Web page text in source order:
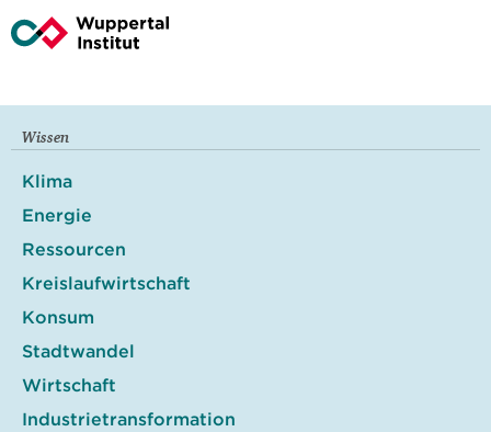
Wissen
Klima
Energie
Ressourcen
Kreislaufwirtschaft
Konsum
Stadtwandel
Wirtschaft
Industrietransformation